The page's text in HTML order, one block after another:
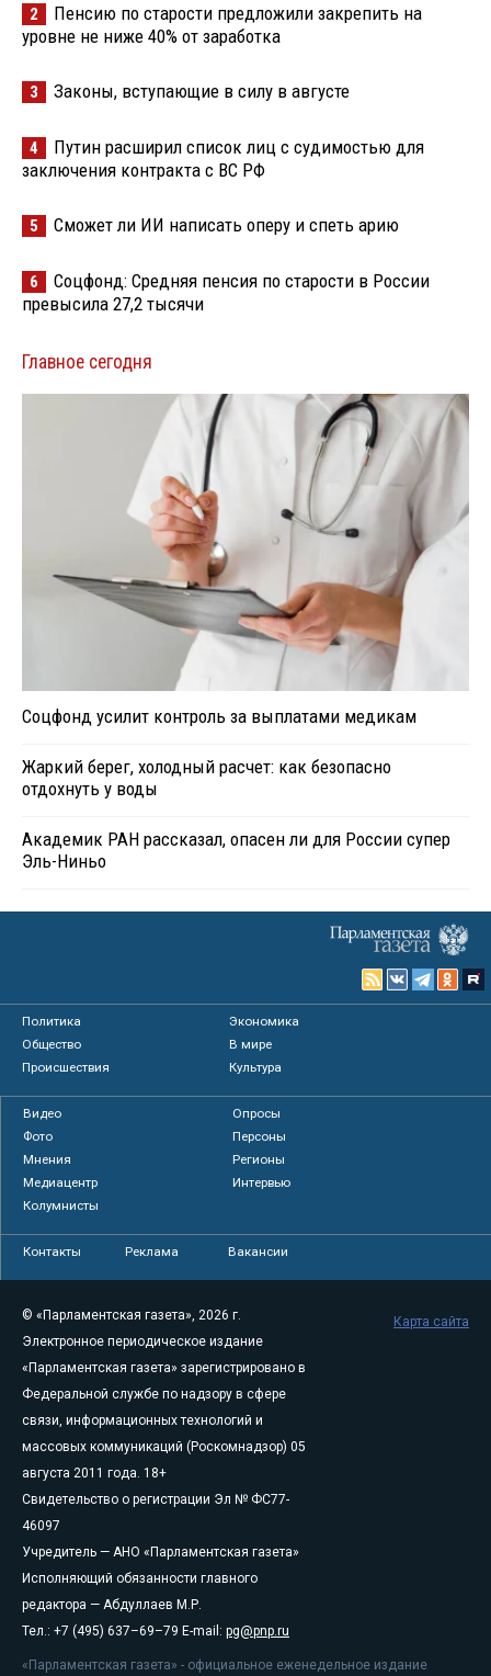
2
Пенсию по старости предложили закрепить на
уровне не ниже 40% от заработка
3 Законы, вступающие в силу в августе
4
Путин расширил список лиц с судимостью для
заключения контракта с ВС РФ
5 Сможет ли ИИ написать оперу и спеть арию
6
Соцфонд: Средняя пенсия по старости в России
превысила 27,2 тысячи
Главное сегодня
Соцфонд усилит контроль за выплатами медикам
Жаркий берег, холодный расчет: как безопасно
отдохнуть у воды
Академик РАН рассказал, опасен ли для России супер
Эль-Ниньо
Политика
Экономика
Общество
В мире
Происшествия
Культура
Видео
Опросы
Фото
Персоны
Мнения
Регионы
Медиацентр
Интервью
Колумнисты
Контакты Реклама Вакансии
© «Парламентская газета», 2026 г.
Электронное периодическое издание
«Парламентская газета» зарегистрировано в
Федеральной службе по надзору в сфере
связи, информационных технологий и
массовых коммуникаций (Роскомнадзор) 05
августа 2011 года. 18+
Свидетельство о регистрации Эл № ФС77-
46097
Учредитель — АНО «Парламентская газета»
Исполняющий обязанности главного
редактора — Абдуллаев М.Р.
Тел.: +7 (495) 637–69–79 E-mail: pg@pnp.ru
«Парламентская газета» - официальное еженедельное издание
Карта сайта